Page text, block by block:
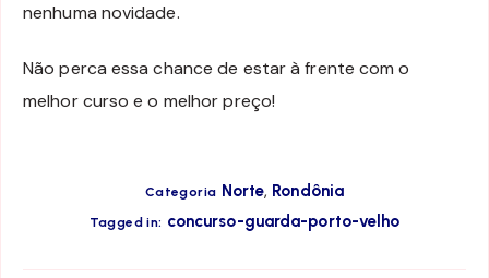
nenhuma novidade.
Não perca essa chance de estar à frente com o
melhor curso e o melhor preço!
Categoria Norte, Rondônia
Tagged in: concurso-guarda-porto-velho